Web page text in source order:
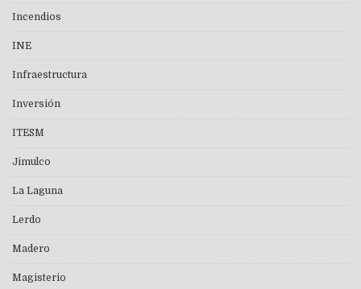
Incendios
INE
Infraestructura
Inversión
ITESM
Jimulco
La Laguna
Lerdo
Madero
Magisterio